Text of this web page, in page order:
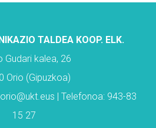
TALDEA KOOP. ELK.
Gudari kalea, 26
Orio (Gipuzkoa)
| Telefonoa: 943-83
15 27